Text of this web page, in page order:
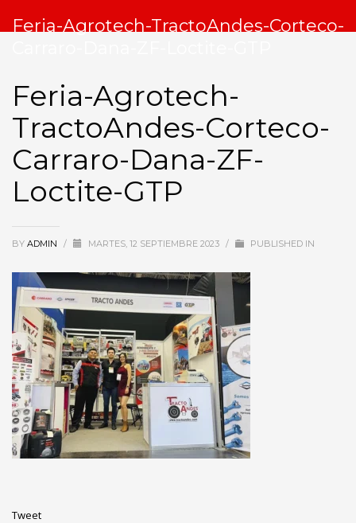
Feria-Agrotech-TractoAndes-Corteco-
Feria-Agrotech-
TractoAndes-Corteco-
Carraro-Dana-ZF-
Loctite-GTP
BY ADMIN / MARTES, 12 SEPTIEMBRE 2023 / PUBLISHED IN
Tweet